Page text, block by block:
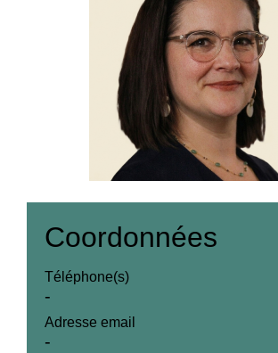
Coordonnées
Téléphone(s)
-
Adresse email
-